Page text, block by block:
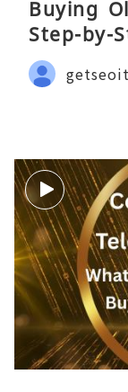
Buying
Step-by-
getseoit